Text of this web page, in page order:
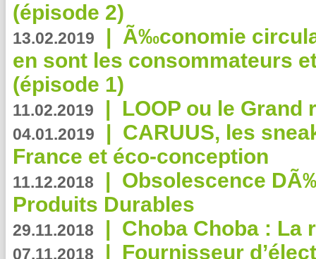
(épisode 2)
13.02.2019 | Ã‰conomie
en sont les consommateurs
(épisode 1)
11.02.2019 | LOOP ou le Grand
04.01.2019 | CARUUS, les
France et éco-conception
11.12.2018 | Obsolescence
Produits Durables
29.11.2018 | Choba Choba : La
07.11.2018 | Fournisseur